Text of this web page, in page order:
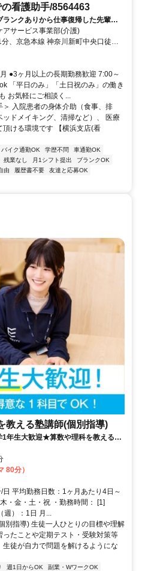
看護助手/8564463
ンクありから仕事復帰した先輩や
アサービス事業部(介護)
、京急本線 神奈川新町中央口徒歩
徒歩約13分 車・バイク通勤
●3ヶ月以上の長期勤務歓迎 7:00～
「平日のみ」「土日祝のみ」の働き
お気軽にご相談く...
入院患者の身体介助（食事、排
ドメイキング、清掃など）、 医療
ける環境です 【横浜支店(看
バイク通勤OK 学歴不問
車通勤OK
残業なし 月1シフト提出
ブランクOK
由 履歴書不要
友達と応募OK
教える塾講師(個別指導)
年生大歓迎★算数や理科を教える個
躍中！
80分）
平均勤務日数：1ヶ月あたり4日～
・金・土・祝 ・勤務時間： [1]
）：1日 月...
別指導) 生徒一人ひとりの目標や理解
たことや定期テスト・受験対策等
徒が自力で問題を解けるようにな
週1日からOK
副業・WワークOK